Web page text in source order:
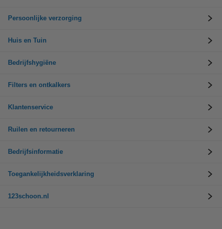
Persoonlijke verzorging
Huis en Tuin
Bedrijfshygiëne
Filters en ontkalkers
Klantenservice
Ruilen en retourneren
Bedrijfsinformatie
Toegankelijkheidsverklaring
123schoon.nl